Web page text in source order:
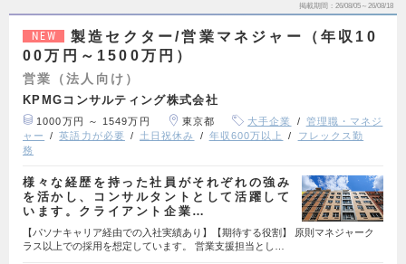
掲載期間 26/08/05～26/08/18
NEW
製造セクター/営業マネジャー（年収10
00万円～1500万円）
営業（法人向け）
KPMGコンサルティング株式会社
1000万円 ～ 1549万円 東京都 大手企業
管理職・マネジ
ャー
英語力が必要 土日祝休み 年収600万以上
フレックス勤
務
様々な経歴を持った社員がそれぞれの強み
を活かし、コンサルタントとして活躍して
います。クライアント企業…
【パソナキャリア経由での入社実績あり】【期待する役割】 原則マネジャーク
ラス以上での採用を想定しています。 営業支援担当とし…